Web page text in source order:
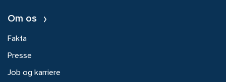
Om os
Fakta
Presse
Job og karriere